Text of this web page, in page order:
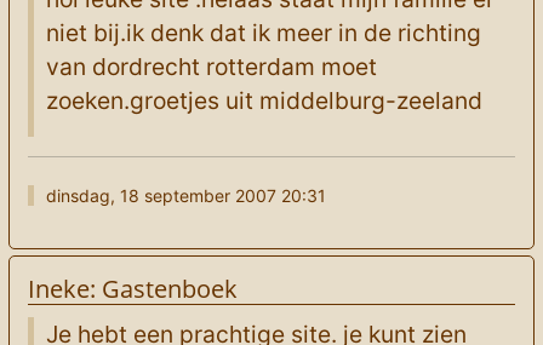
niet bij.ik denk dat ik meer in de richting
van dordrecht rotterdam moet
zoeken.groetjes uit middelburg-zeeland
dinsdag, 18 september 2007 20:31
Ineke: Gastenboek
Je hebt een prachtige site. je kunt zien